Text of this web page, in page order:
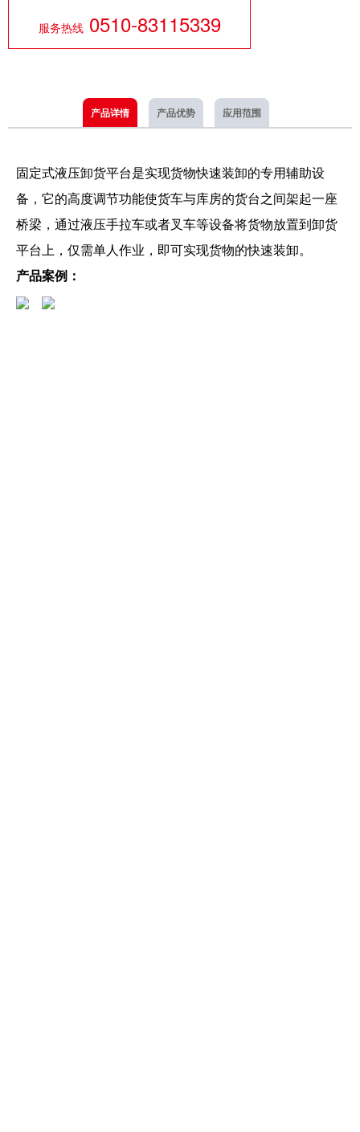
服务热线0510-83115339
产品详情 产品优势 应用范围
固定式液压卸货平台是实现货物快速装卸的专用辅助设
备，它的高度调节功能使货车与库房的货台之间架起一座
桥梁，通过液压手拉车或者叉车等设备将货物放置到卸货
平台上，仅需单人作业，即可实现货物的快速装卸。
产品案例：